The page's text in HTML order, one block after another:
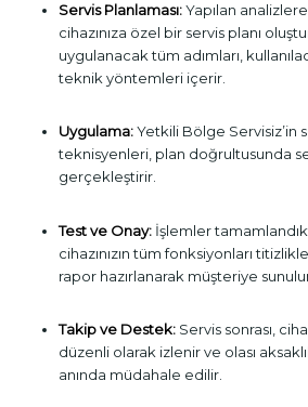
Servis Planlaması:Yapılan
cihazınıza özel bir servis planı
uygulanacak tüm adımları,
teknik yöntemleri içerir.
Uygulama:Yetkili Bölge Servisiz’in
teknisyenleri, plan doğrultusunda
gerçekleştirir.
Test ve Onay:İşlemler
cihazınızın tüm fonksiyonları
rapor hazırlanarak müşteriye
Takip ve Destek:Servis sonrası,
düzenli olarak izlenir ve olası
anında müdahale edilir.